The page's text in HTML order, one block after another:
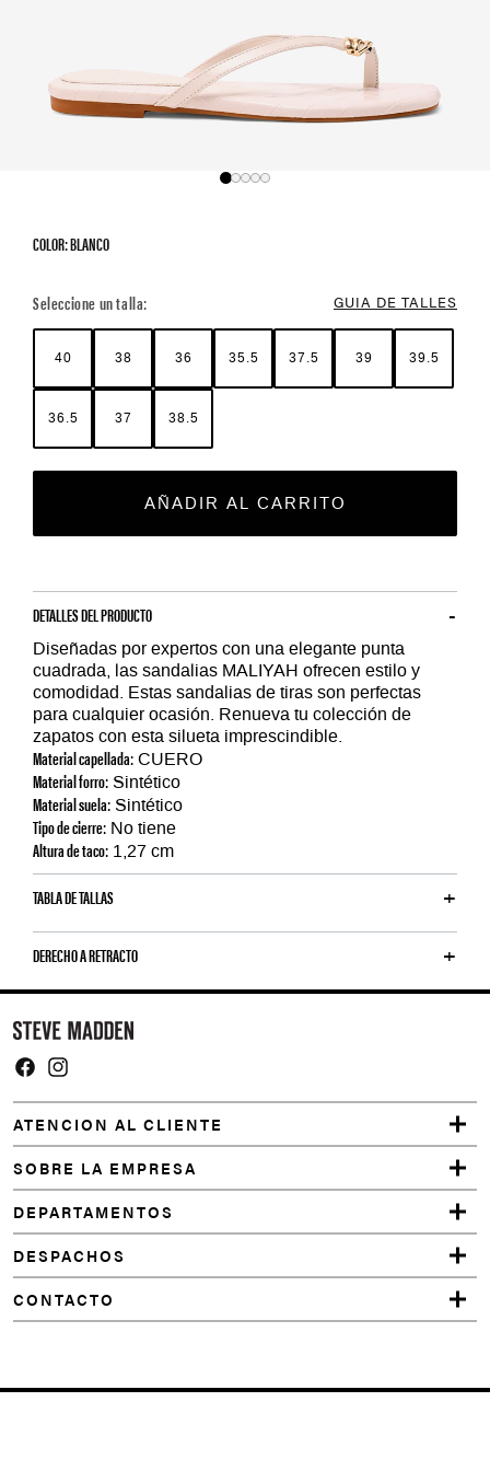
COLOR: BLANCO
Seleccione un talla: GUIA DE TALLES
40 38 36 35.5 37.5 39 39.5
36.5 37 38.5
AÑADIR AL CARRITO
DETALLES DEL PRODUCTO
Diseñadas por expertos con una elegante punta
cuadrada, las sandalias MALIYAH ofrecen estilo y
comodidad. Estas sandalias de tiras son perfectas
para cualquier ocasión. Renueva tu colección de
zapatos con esta silueta imprescindible.
Material capellada:CUERO
Material forro: Sintético
Material suela: Sintético
Tipo de cierre: No tiene
Altura de taco: 1,27 cm
TABLA DE TALLAS
DERECHO A RETRACTO
Y
MAXILLA-
ATENCION AL CLIENTE
SOBRE LA EMPRESA
DEPARTAMENTOS
DESPACHOS
CONTACTO